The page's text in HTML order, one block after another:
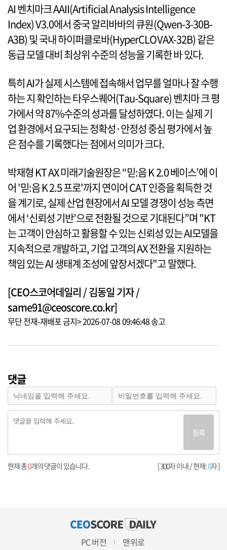
AI 벤치마크 AAII(Artificial Analysis Intelligence
Index) V3.0에서 중국 알리바바의 큐원(Qwen-3-30B-
A3B) 및 국내 하이퍼클로바(HyperCLOVAX-32B) 같은
동급 모델 대비 최상위 수준의 성능을 기록한 바 있다.
특히 AI가 실제 시스템에 접속해서 업무를 얼마나 잘 수행
하는 지 확인하는 타우스퀘어(Tau-Square) 벤치마 크 평
가에서 약 87%수준의 성과를 달성하였다. 이는 실제 기
업 환경에서 요구되는 정확성·안정성 중심 평가에서 높
은 점수를 기록했다는 점에서 의미가 크다.
박재형 KT AX 미래기술원장은 “믿:음 K 2.0 베이스’에 이
어 '믿:음 K 2.5 프로'까지 연이어 CAT 인증을 획득한 것
을 계기로, 실제 산업 현장에서 AI 모델 경쟁이 성능 측면
에서 ‘신뢰성 기반’으로 전환될 것으로 기대된다”며 "KT
는 고객이 안심하고 활용할 수 있는 신뢰성 있는 AI모델을
지속적으로 개발하고, 기업 고객의 AX 전환을 지원하는
책임 있는 AI 생태계 조성에 앞장서겠다"고 말했다.
[CEO스코어데일리 / 김동일 기자 /
same91@ceoscore.co.kr]
무단 전재-재배포 금지> 2026-07-08 09:46:48 송고
댓글
등록
[ 300자 이내 / 현재:0자 ]
현재 총0개의 댓글이 있습니다.
PC 버전 맨위로